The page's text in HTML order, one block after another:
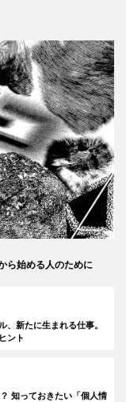
ら始める人のために
、新たに生まれる仕事。
ント
知っておきたい「個人情